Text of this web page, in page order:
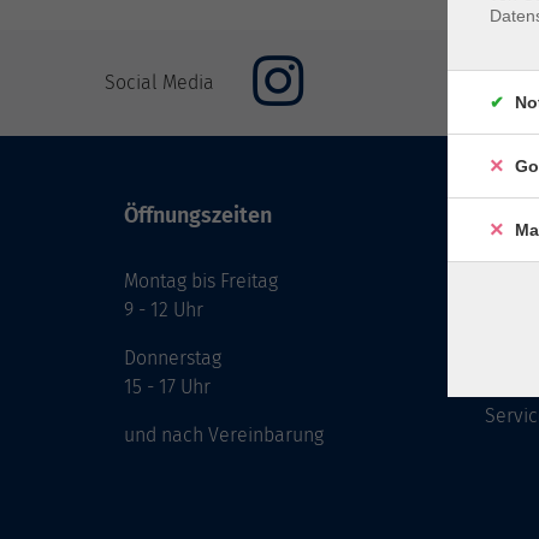
Social Media
Öffnungszeiten
Montag bis Freitag
9 - 12 Uhr
Donnerstag
15 - 17 Uhr
und nach Vereinbarung